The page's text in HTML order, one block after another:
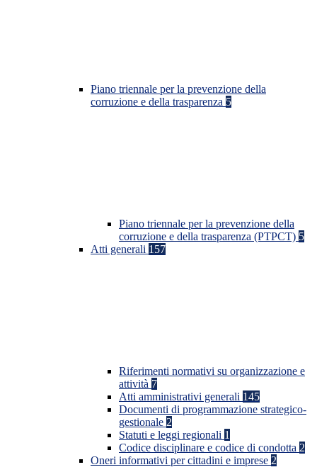
Piano triennale per la prevenzione della
corruzione e della trasparenza 5
Piano triennale per la prevenzione della
corruzione e della trasparenza (PTPCT) 5
Atti generali 157
Riferimenti normativi su organizzazione e
attività 7
Atti amministrativi generali 145
Documenti di programmazione strategico-
gestionale 2
Statuti e leggi regionali 1
Codice disciplinare e codice di condotta 2
Oneri informativi per cittadini e imprese 2